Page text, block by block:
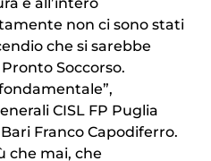
non ci sono stati
che si sarebbe
Soccorso.
CISL FP Puglia
Franco Capodiferro.
che mai, che